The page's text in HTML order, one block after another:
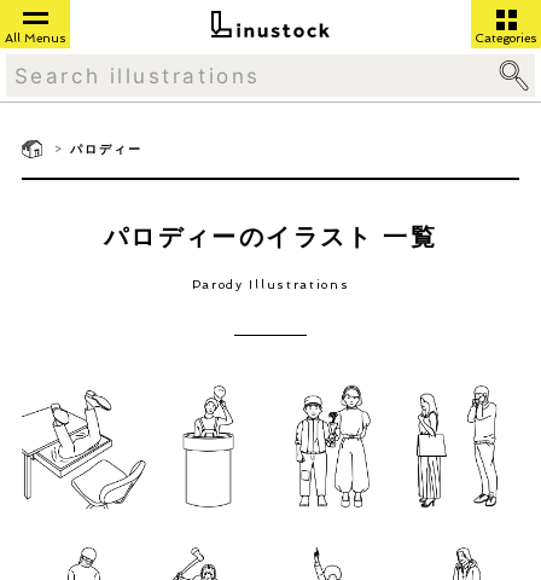
All Menus Categories
> パロディー
パロディーのイラスト 一覧
Parody Illustrations